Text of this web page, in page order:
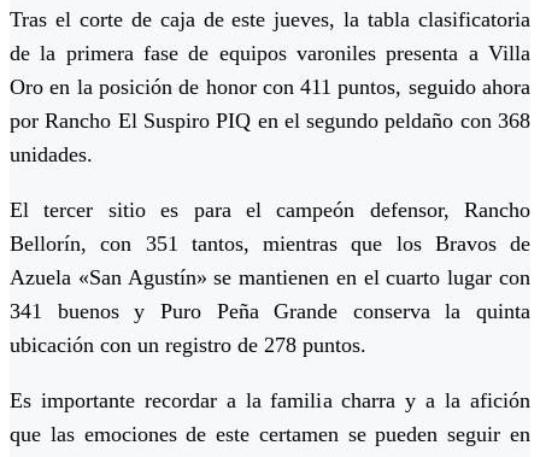
Tras el corte de caja de este jueves, la tabla clasificatoria
de la primera fase de equipos varoniles presenta a Villa
Oro en la posición de honor con 411 puntos, seguido ahora
por Rancho El Suspiro PIQ en el segundo peldaño con 368
unidades.
El tercer sitio es para el campeón defensor, Rancho
Bellorín, con 351 tantos, mientras que los Bravos de
Azuela «San Agustín» se mantienen en el cuarto lugar con
341 buenos y Puro Peña Grande conserva la quinta
ubicación con un registro de 278 puntos.
Es importante recordar a la familia charra y a la afición
que las emociones de este certamen se pueden seguir en